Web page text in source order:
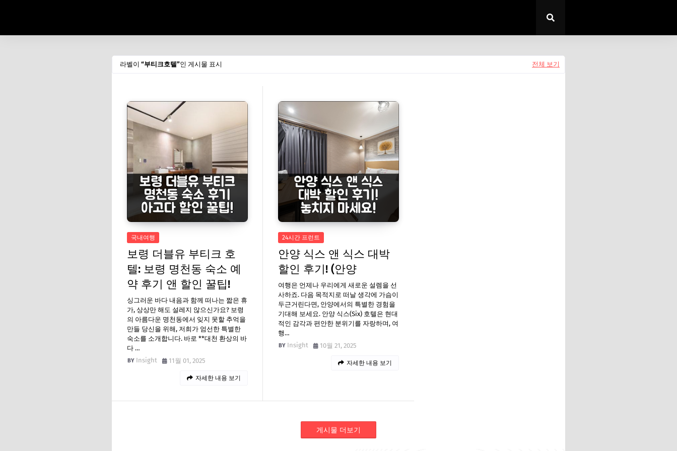
라벨이 부티크호텔 인 게시물 표시 전체 보기
국내여행
보령 더블유 부티크 호
텔: 보령 명천동 숙소 예
약 후기 앤 할인 꿀팁!
싱그러운 바다 내음과 함께 떠나는 짧은 휴
가, 상상만 해도 설레지 않으신가요? 보령
의 아름다운 명천동에서 잊지 못할 추억을
만들 당신을 위해, 저희가 엄선한 특별한
숙소를 소개합니다. 바로 **대천 환상의 바
다 …
Insight
11월 01, 2025
자세한 내용 보기
24시간 프런트
안양 식스 앤 식스 대박
할인 후기! (안양
여행은 언제나 우리에게 새로운 설렘을 선
사하죠. 다음 목적지로 떠날 생각에 가슴이
두근거린다면, 안양에서의 특별한 경험을
기대해 보세요. 안양 식스(Six) 호텔은 현대
적인 감각과 편안한 분위기를 자랑하며, 여
행…
Insight
10월 21, 2025
자세한 내용 보기
게시물 더보기